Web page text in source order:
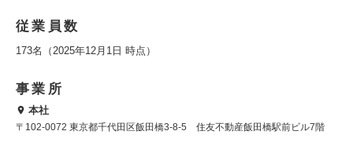
従業員数
173名（2025年12月1日 時点）
事業所
本社
〒102-0072 東京都千代田区飯田橋3-8-5 住友不動産飯田橋駅前ビル7階